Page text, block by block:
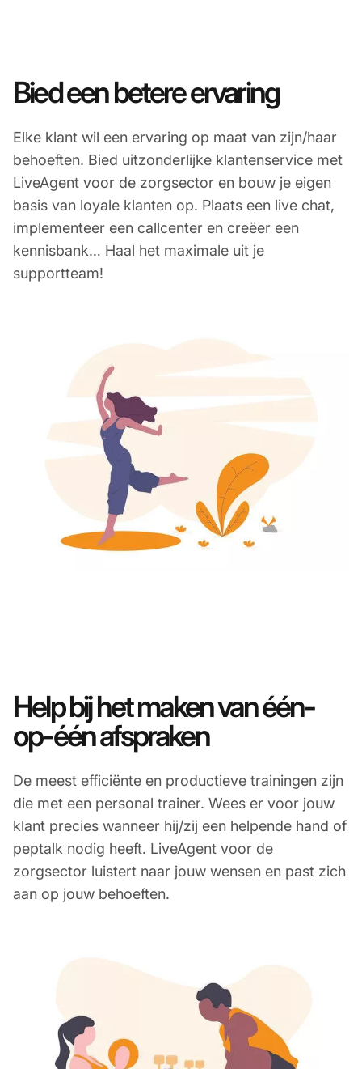
Bied een betere ervaring
Elke klant wil een ervaring op maat van zijn/haar
behoeften. Bied uitzonderlijke klantenservice met
LiveAgent voor de zorgsector en bouw je eigen
basis van loyale klanten op. Plaats een live chat,
implementeer een callcenter en creëer een
kennisbank… Haal het maximale uit je
supportteam!
Help bij het maken van één-
op-één afspraken
De meest efficiënte en productieve trainingen zijn
die met een personal trainer. Wees er voor jouw
klant precies wanneer hij/zij een helpende hand of
peptalk nodig heeft. LiveAgent voor de
zorgsector luistert naar jouw wensen en past zich
aan op jouw behoeften.